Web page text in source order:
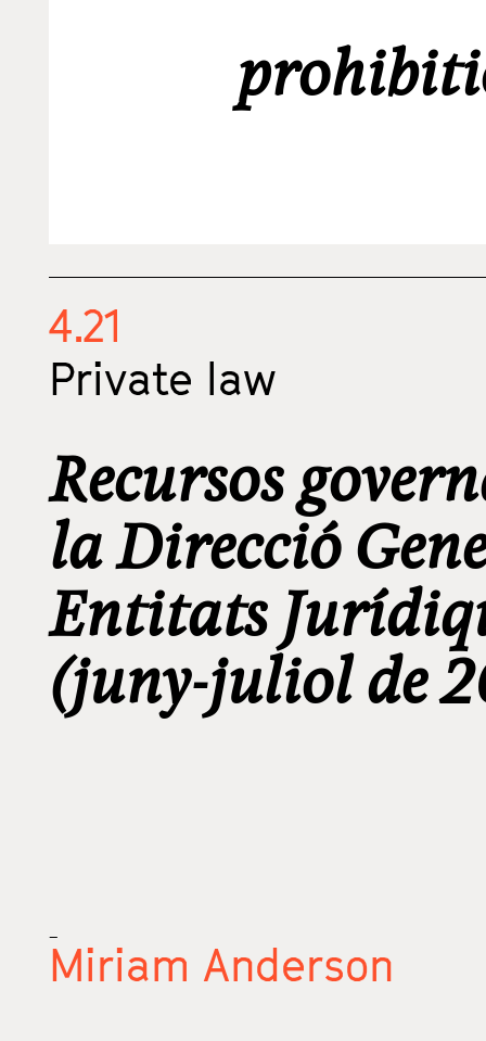
4.21
Private law
Recursos
la Direcció
Entitats
(juny-juliol de
_
Miriam Anderson